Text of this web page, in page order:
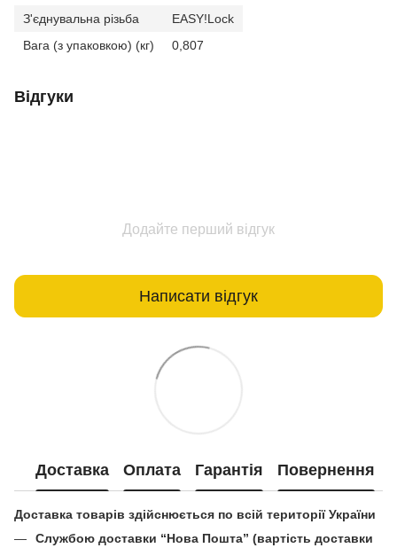
З'єднувальна різьба
EASY!Lock
Вага (з упаковкою) (кг)
0,807
Відгуки
Додайте перший відгук
Написати відгук
Доставка Оплата Гарантія Повернення
Доставка товарів здійснюється по всій території України
Службою доставки “Нова Пошта” (вартість доставки